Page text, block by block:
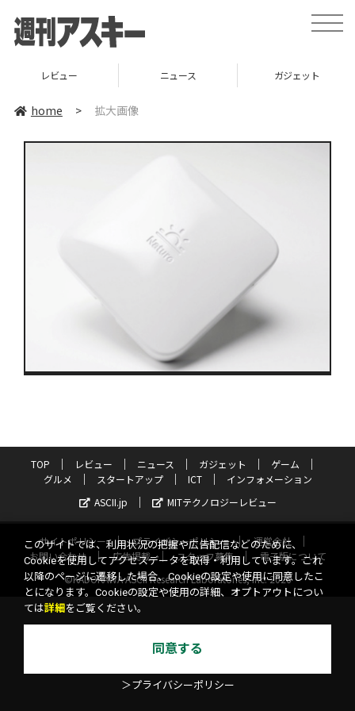
toggle
レビュー ニュース ガジェット
home > 拡大画像
TOP レビュー ニュース ガジェット
ゲーム
グルメ
スタートアップ ICT
インフォメーション
ASCII.jp
MITテクノロジーレビュー
サイトポリシー プライバシーポリシー
運営会社
お問い合わせ
広告掲載 スタッフ募集
電子版について
©KADOKAWA ASCII Research Laboratories, Inc. 2026
このサイトでは、利用状況の把握や広告配信などのために、
Cookieを使用してアクセスデータを取得・利用しています。これ
以降のページに遷移した場合、Cookieの設定や使用に同意したこ
とになります。Cookieの設定や使用の詳細、オプトアウトについ
ては詳細 をご覧ください。
同意する
＞プライバシーポリシー